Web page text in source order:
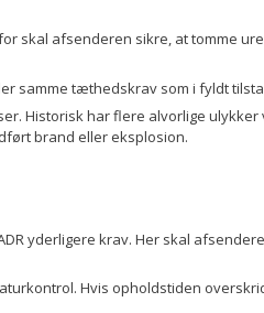
skal afsenderen sikre, at tomme
samme tæthedskrav som i fyldt
Historisk har flere alvorlige
brand eller eksplosion.
yderligere krav. Her skal
Hvis opholdstiden